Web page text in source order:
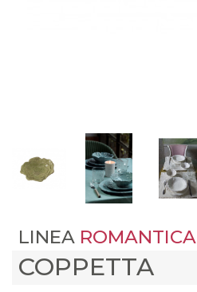
LINEA ROMANTICA
COPPETTA